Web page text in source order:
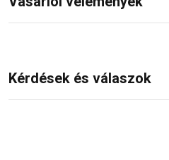
Kérdések és válaszok